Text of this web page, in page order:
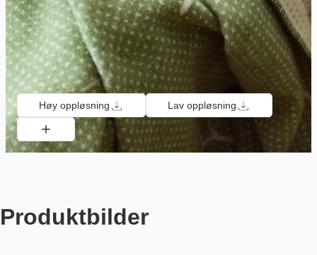
Høy oppløsning Lav oppløsning
Produktbilder